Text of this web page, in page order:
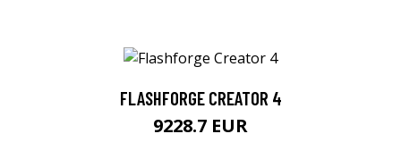
FLASHFORGE CREATOR 4
9228.7 EUR